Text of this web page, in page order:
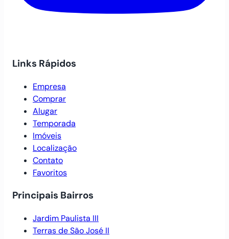
Links Rápidos
Empresa
Comprar
Alugar
Temporada
Imóveis
Localização
Contato
Favoritos
Principais Bairros
Jardim Paulista III
Terras de São José II